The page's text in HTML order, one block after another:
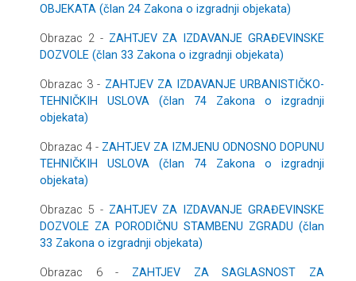
OBJEKATA (član 24 Zakona o izgradnji objekata)
Obrazac 2 - ZAHTJEV ZA IZDAVANJE GRAĐEVINSKE
DOZVOLE (član 33 Zakona o izgradnji objekata)
Obrazac 3 - ZAHTJEV ZA IZDAVANJE URBANISTIČKO-
TEHNIČKIH USLOVA (član 74 Zakona o izgradnji
objekata)
Obrazac 4 - ZAHTJEV ZA IZMJENU ODNOSNO DOPUNU
TEHNIČKIH USLOVA (član 74 Zakona o izgradnji
objekata)
Obrazac 5 - ZAHTJEV ZA IZDAVANJE GRAĐEVINSKE
DOZVOLE ZA PORODIČNU STAMBENU ZGRADU (član
33 Zakona o izgradnji objekata)
Obrazac 6 - ZAHTJEV ZA SAGLASNOST ZA